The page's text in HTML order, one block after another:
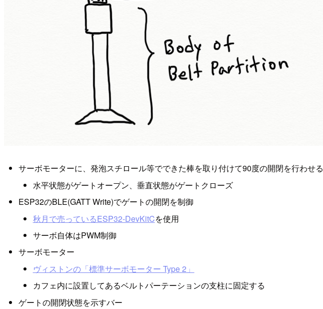
サーボモーターに、発泡スチロール等でできた棒を取り付けて90度の開閉を行わせる
水平状態がゲートオープン、垂直状態がゲートクローズ
ESP32のBLE(GATT Write)でゲートの開閉を制御
秋月で売っているESP32-DevKitCを使用
サーボ自体はPWM制御
サーボモーター
ヴィストンの「標準サーボモーター Type 2」
カフェ内に設置してあるベルトパーテーションの支柱に固定する
ゲートの開閉状態を示すバー